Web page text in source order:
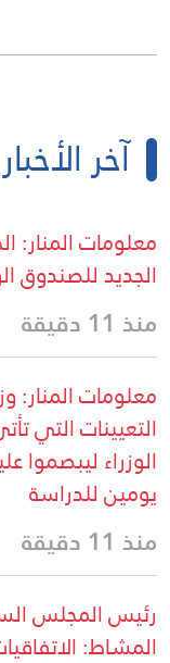
آخر الأخبار
معلومات المنار:
الجديد للصندوق
منذ 11 دقيقة
معلومات المنار:
التعيينات التي
الوزراء ليبصموا
يومين للدراسة
منذ 11 دقيقة
رئيس المجلس
المشاط: